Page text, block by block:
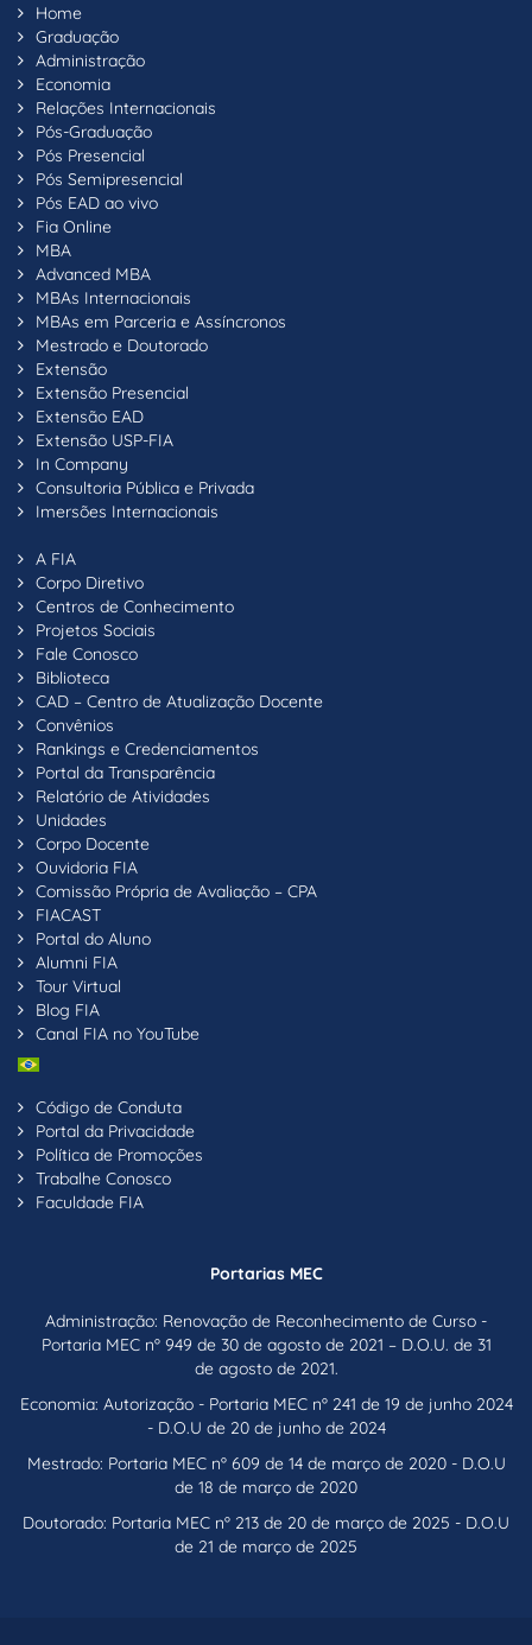
Home
Graduação
Administração
Economia
Relações Internacionais
Pós-Graduação
Pós Presencial
Pós Semipresencial
Pós EAD ao vivo
Fia Online
MBA
Advanced MBA
MBAs Internacionais
MBAs em Parceria e Assíncronos
Mestrado e Doutorado
Extensão
Extensão Presencial
Extensão EAD
Extensão USP-FIA
In Company
Consultoria Pública e Privada
Imersões Internacionais
A FIA
Corpo Diretivo
Centros de Conhecimento
Projetos Sociais
Fale Conosco
Biblioteca
CAD – Centro de Atualização Docente
Convênios
Rankings e Credenciamentos
Portal da Transparência
Relatório de Atividades
Unidades
Corpo Docente
Ouvidoria FIA
Comissão Própria de Avaliação – CPA
FIACAST
Portal do Aluno
Alumni FIA
Tour Virtual
Blog FIA
Canal FIA no YouTube
Código de Conduta
Portal da Privacidade
Política de Promoções
Trabalhe Conosco
Faculdade FIA
Portarias MEC
Administração: Renovação de Reconhecimento de Curso -
Portaria MEC nº 949 de 30 de agosto de 2021 – D.O.U. de 31
de agosto de 2021.
Economia: Autorização - Portaria MEC nº 241 de 19 de junho 2024
- D.O.U de 20 de junho de 2024
Mestrado: Portaria MEC nº 609 de 14 de março de 2020 - D.O.U
de 18 de março de 2020
Doutorado: Portaria MEC nº 213 de 20 de março de 2025 - D.O.U
de 21 de março de 2025